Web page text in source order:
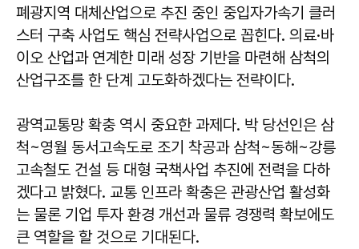
폐광지역 대체산업으로 추진 중인 중입자가속기 클러
스터 구축 사업도 핵심 전략사업으로 꼽힌다. 의료·바
이오 산업과 연계한 미래 성장 기반을 마련해 삼척의
산업구조를 한 단계 고도화하겠다는 전략이다.
광역교통망 확충 역시 중요한 과제다. 박 당선인은 삼
척~영월 동서고속도로 조기 착공과 삼척~동해~강릉
고속철도 건설 등 대형 국책사업 추진에 전력을 다하
겠다고 밝혔다. 교통 인프라 확충은 관광산업 활성화
는 물론 기업 투자 환경 개선과 물류 경쟁력 확보에도
큰 역할을 할 것으로 기대된다.